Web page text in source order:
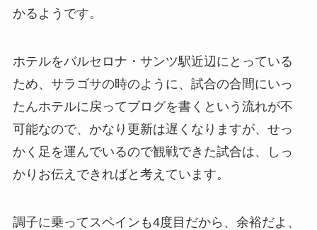
かるようです。
ホテルをバルセロナ・サンツ駅近辺にとっている
ため、サラゴサの時のように、試合の合間にいっ
たんホテルに戻ってブログを書くという流れが不
可能なので、かなり更新は遅くなりますが、せっ
かく足を運んでいるので観戦できた試合は、しっ
かりお伝えできればと考えています。
調子に乗ってスペインも4度目だから、余裕だよ、